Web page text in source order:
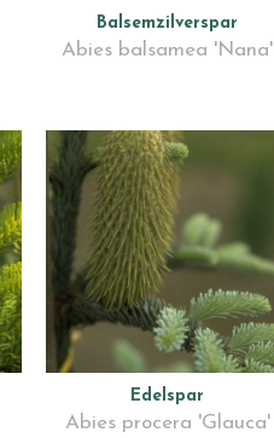
Balsemzilverspar
Abies balsamea 'Nana'
Edelspar
Abies procera 'Glauca'